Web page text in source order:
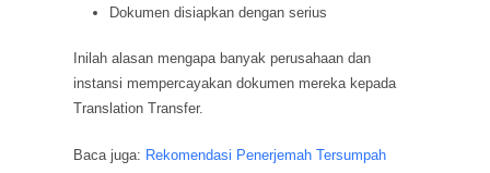
Dokumen disiapkan dengan serius
Inilah alasan mengapa banyak perusahaan dan
instansi mempercayakan dokumen mereka kepada
Translation Transfer.
Baca juga: Rekomendasi Penerjemah Tersumpah